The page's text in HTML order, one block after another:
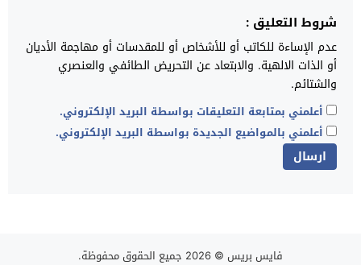
شروط التعليق :
عدم الإساءة للكاتب أو للأشخاص أو للمقدسات أو مهاجمة الأديان
أو الذات الالهية. والابتعاد عن التحريض الطائفي والعنصري
والشتائم.
أعلمني بمتابعة التعليقات بواسطة البريد الإلكتروني.
أعلمني بالمواضيع الجديدة بواسطة البريد الإلكتروني.
فايس بريس © 2026 جميع الحقوق محفوظة.